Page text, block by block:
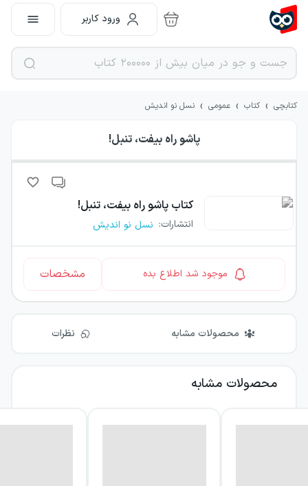
ورود کاربر
کتابچی › کتاب › عمومی › نسل نو اندیش
پاشو راه بیفت، تنبل!
کتاب پاشو راه بیفت، تنبل!
انتشارات: نسل نو اندیش
موجود شد اطلاع بده مشخصات
محصولات مشابه نظرات
محصولات مشابه